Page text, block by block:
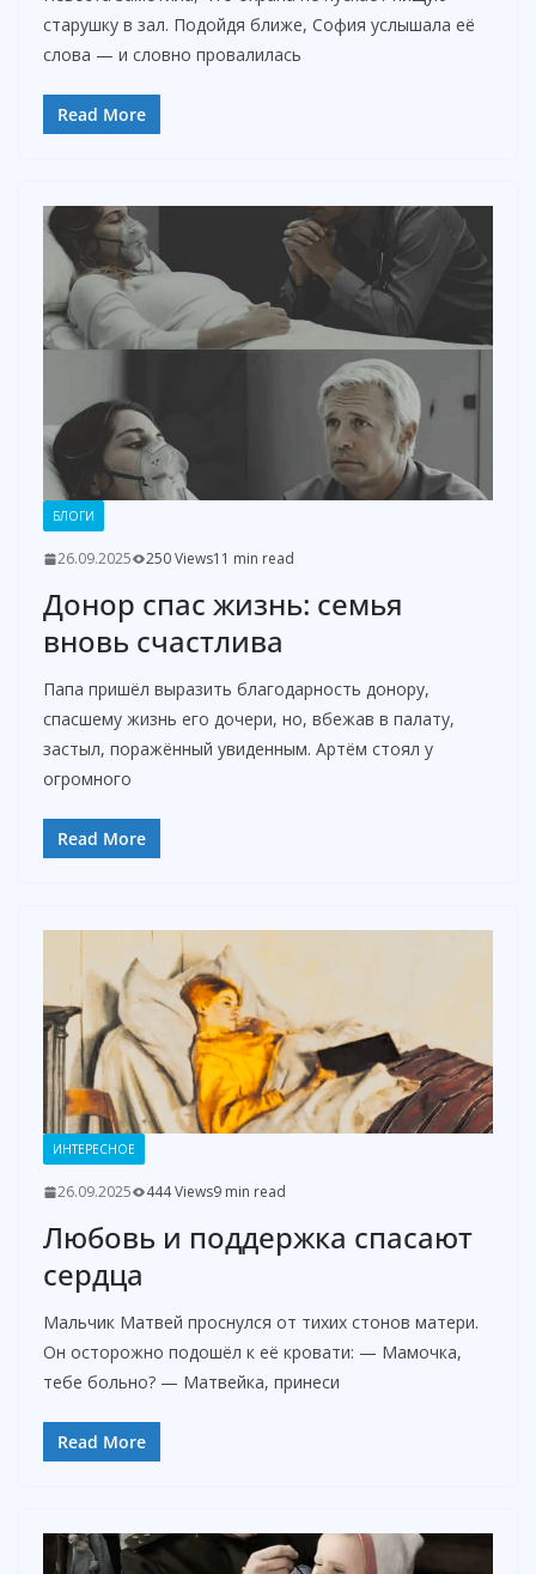
старушку в зал. Подойдя ближе, София услышала её
слова — и словно провалилась
Read More
БЛОГИ
26.09.2025 250 Views11 min read
Донор спас жизнь: семья
вновь счастлива
Папа пришёл выразить благодарность донору,
спасшему жизнь его дочери, но, вбежав в палату,
застыл, поражённый увиденным. Артём стоял у
огромного
Read More
ИНТЕРЕСНОЕ
26.09.2025 444 Views9 min read
Любовь и поддержка спасают
сердца
Мальчик Матвей проснулся от тихих стонов матери.
Он осторожно подошёл к её кровати: — Мамочка,
тебе больно? — Матвейка, принеси
Read More